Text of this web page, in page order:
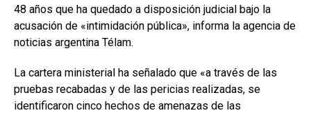
48 años que ha quedado a disposición judicial bajo la
acusación de «intimidación pública», informa la agencia de
noticias argentina Télam.
La cartera ministerial ha señalado que «a través de las
pruebas recabadas y de las pericias realizadas, se
identificaron cinco hechos de amenazas de las